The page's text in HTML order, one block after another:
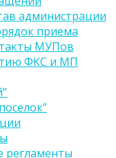
администрации
приема
МУПов
ФКС и МП
регламенты